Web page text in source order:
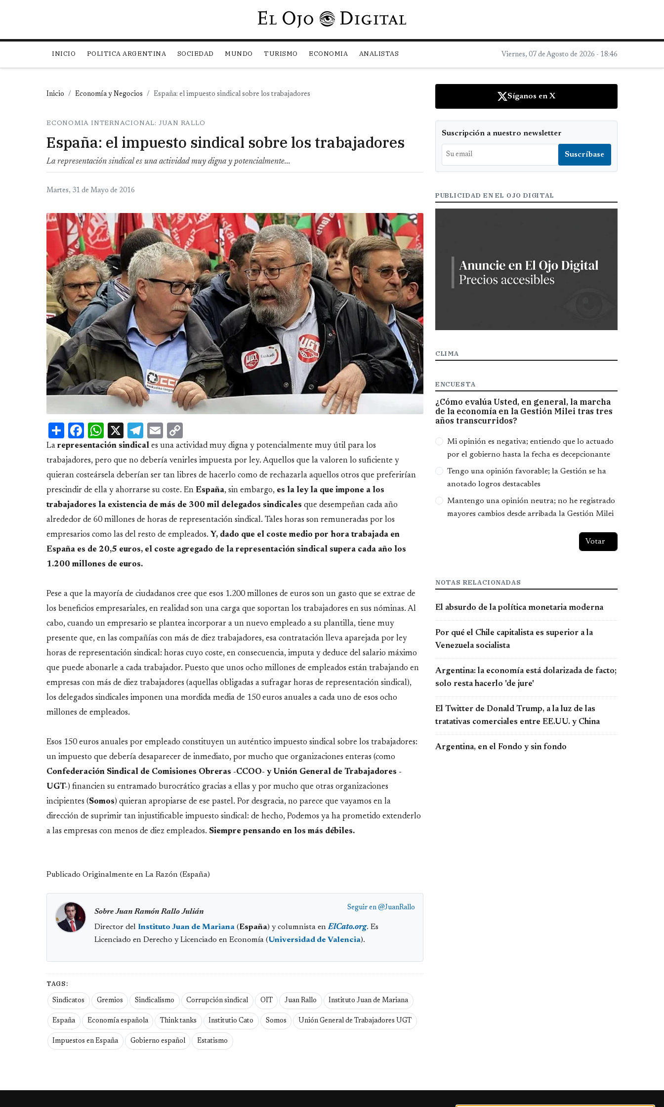
Pasar al contenido principal
INICIO POLITICA ARGENTINA SOCIEDAD MUNDO TURISMO ECONOMIA ANALISTAS Viernes, 07 de Agosto de 2026 - 18:46
Inicio Economía y Negocios España: el impuesto sindical sobre los trabajadores
ECONOMIA INTERNACIONAL: JUAN RALLO
España: el impuesto sindical sobre los trabajadores
La representación sindical es una actividad muy digna y potencialmente...
Martes, 31 de Mayo de 2016
ShareFacebook
WhatsApp
X Telegram
Email
Link
La representación sindical es una actividad muy digna y potencialmente muy útil para los
trabajadores, pero que no debería venirles impuesta por ley. Aquellos que la valoren lo suficiente y
quieran costeársela deberían ser tan libres de hacerlo como de rechazarla aquellos otros que preferirían
prescindir de ella y ahorrarse su coste. En España, sin embargo, es la ley la que impone a los
trabajadores la existencia de más de 300 mil delegados sindicales que desempeñan cada año
alrededor de 60 millones de horas de representación sindical. Tales horas son remuneradas por los
empresarios como las del resto de empleados. Y, dado que el coste medio por hora trabajada en
España es de 20,5 euros, el coste agregado de la representación sindical supera cada año los
1.200 millones de euros.
Pese a que la mayoría de ciudadanos cree que esos 1.200 millones de euros son un gasto que se extrae de
los beneficios empresariales, en realidad son una carga que soportan los trabajadores en sus nóminas. Al
cabo, cuando un empresario se plantea incorporar a un nuevo empleado a su plantilla, tiene muy
presente que, en las compañías con más de diez trabajadores, esa contratación lleva aparejada por ley
horas de representación sindical: horas cuyo coste, en consecuencia, imputa y deduce del salario máximo
que puede abonarle a cada trabajador. Puesto que unos ocho millones de empleados están trabajando en
empresas con más de diez trabajadores (aquellas obligadas a sufragar horas de representación sindical),
los delegados sindicales imponen una mordida media de 150 euros anuales a cada uno de esos ocho
millones de empleados.
Esos 150 euros anuales por empleado constituyen un auténtico impuesto sindical sobre los trabajadores:
un impuesto que debería desaparecer de inmediato, por mucho que organizaciones enteras (como
Confederación Sindical de Comisiones Obreras -CCOO- y Unión General de Trabajadores -
UGT-) financien su entramado burocrático gracias a ellas y por mucho que otras organizaciones
incipientes (Somos) quieran apropiarse de ese pastel. Por desgracia, no parece que vayamos en la
dirección de suprimir tan injustificable impuesto sindical: de hecho, Podemos ya ha prometido extenderlo
a las empresas con menos de diez empleados. Siempre pensando en los más débiles.
Publicado Originalmente en La Razón (España)
Seguir en @JuanRallo
Sobre Juan Ramón Rallo Julián
Director del Instituto Juan de Mariana (España) y columnista enElCato.org. Es
Licenciado en Derecho y Licenciado en Economía (Universidad de Valencia).
TAGS:
Sindicatos Gremios Sindicalismo Corrupción sindical OIT Juan Rallo Instituto Juan de Mariana
España Economía española Think tanks Institutio Cato Somos Unión General de Trabajadores UGT
Impuestos en España Gobierno español Estatismo
Síganos en X
Suscripción a nuestro newsletter
PUBLICIDAD EN EL OJO DIGITAL
CLIMA
ENCUESTA
¿Cómo evalúa Usted, en general, la marcha
de la economía en la Gestión Milei tras tres
años transcurridos?
Opciones
Mi opinión es negativa; entiendo que lo actuado
por el gobierno hasta la fecha es decepcionante
Tengo una opinión favorable; la Gestión se ha
anotado logros destacables
Mantengo una opinión neutra; no he registrado
mayores cambios desde arribada la Gestión Milei
NOTAS RELACIONADAS
El absurdo de la política monetaria moderna
Por qué el Chile capitalista es superior a la
Venezuela socialista
Argentina: la economía está dolarizada de facto;
solo resta hacerlo 'de jure'
El Twitter de Donald Trump, a la luz de las
tratativas comerciales entre EE.UU. y China
Argentina, en el Fondo y sin fondo